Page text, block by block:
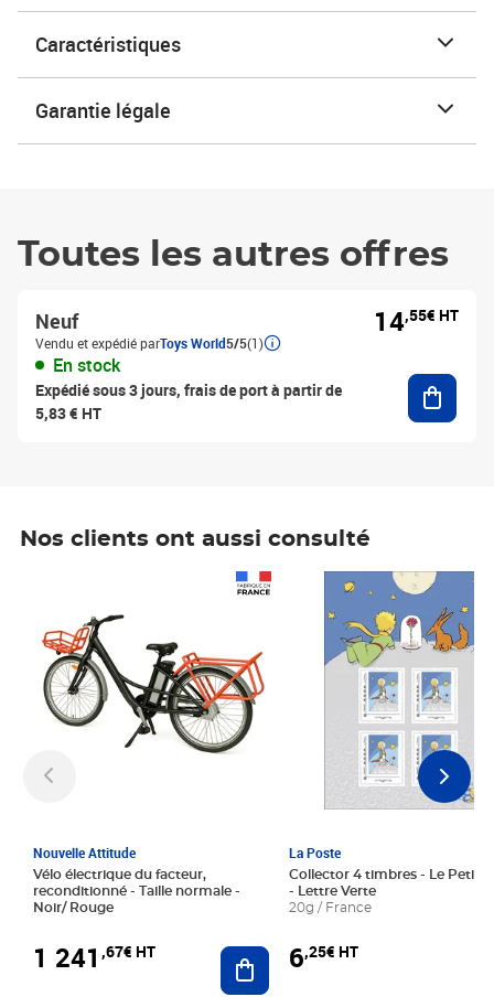
Caractéristiques
Garantie légale
Toutes les autres offres
Neuf
Vendu et expédié parToys World5/5(1)
En stock
Expédié sous 3 jours, frais de port à partir de
5,83 € HT
14,55€ HT
Nos clients ont aussi consulté
Nouvelle Attitude
Vélo électrique du facteur,
reconditionné - Taille normale -
Noir/ Rouge
1 241 ,67€ HT Ajouter au panier
La Poste
Collector 4 timbres - Le Petit
- Lettre Verte
20g / France
6,25€ HT
Prix 6,25€ HT